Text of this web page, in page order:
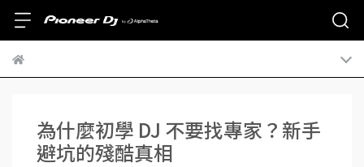
為什麼初學 DJ 不要找專家？新手
避坑的殘酷真相